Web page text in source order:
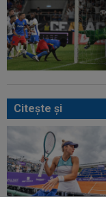
Citeşte şi